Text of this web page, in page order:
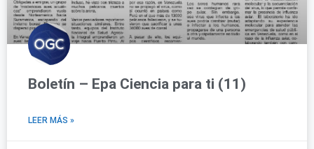
Boletín – Epa Ciencia para ti (11)
LEER MÁS »